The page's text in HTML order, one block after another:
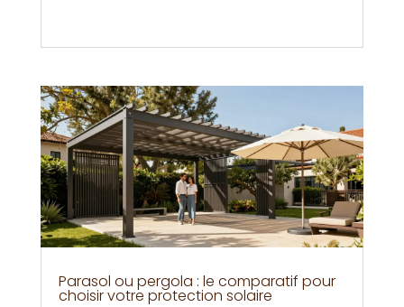
Parasol ou pergola : le comparatif pour
choisir votre protection solaire